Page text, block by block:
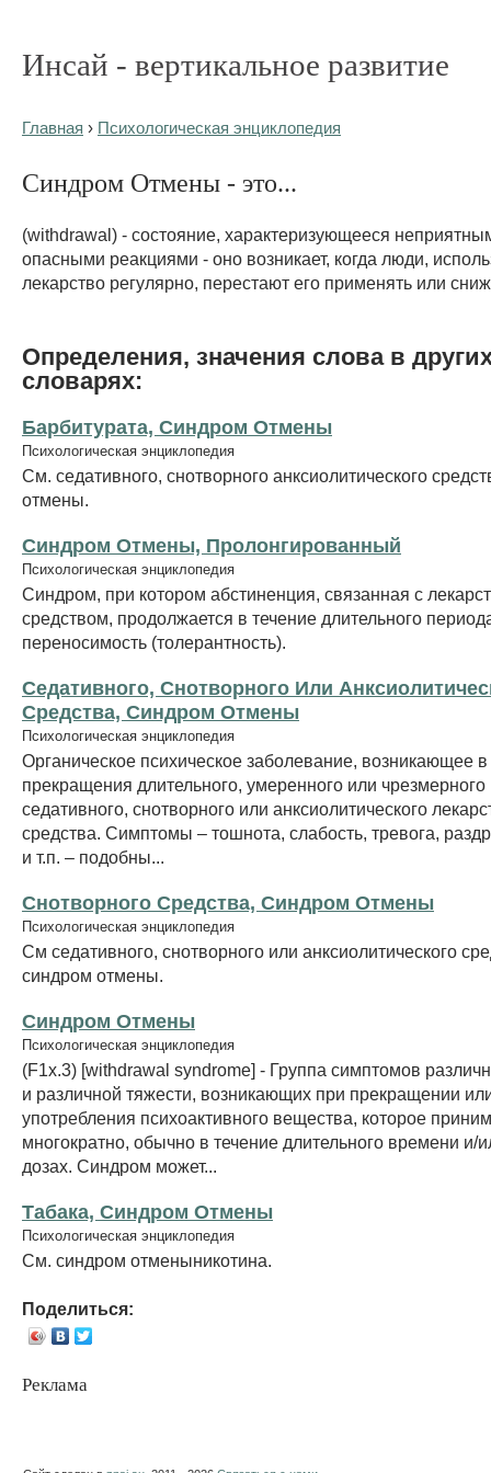
Инсай - вертикальное развитие
Главная › Психологическая энциклопедия
Синдром Отмены - это...
(withdrawal) - состояние, характеризующееся
опасными реакциями - оно возникает, когда люди,
лекарство регулярно, перестают его применять или
Определения, значения слова в
словарях:
Барбитурата, Синдром Отмены
Психологическая энциклопедия
См. седативного, снотворного анксиолитического
отмены.
Синдром Отмены, Пролонгированный
Психологическая энциклопедия
Синдром, при котором абстиненция, связанная с
средством, продолжается в течение длительного
переносимость (толерантность).
Седативного, Снотворного Или
Средства, Синдром Отмены
Психологическая энциклопедия
Органическое психическое заболевание, возникающее в
прекращения длительного, умеренного или
седативного, снотворного или анксиолитического
средства. Симптомы – тошнота, слабость, тревога,
и т.п. – подобны...
Снотворного Средства, Синдром Отмены
Психологическая энциклопедия
См седативного, снотворного или анксиолитического
синдром отмены.
Синдром Отмены
Психологическая энциклопедия
(F1x.3) [withdrawal syndrome] - Группа симптомов
и различной тяжести, возникающих при прекращении
употребления психоактивного вещества, которое
многократно, обычно в течение длительного времени и/
дозах. Синдром может...
Табака, Синдром Отмены
Психологическая энциклопедия
См. синдром отменыникотина.
Поделиться:
Реклама